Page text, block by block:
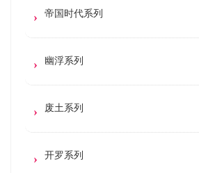
帝国时代系列
幽浮系列
废土系列
开罗系列